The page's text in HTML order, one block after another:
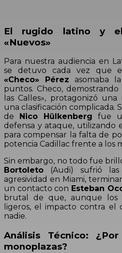
El rugido latino y
«Nuevos»
Para nuestra audiencia en
se detuvo cada vez que
«Checo» Pérez asomaba
puntos. Checo,
las Calles», protagonizó
una clasificación complicada.
de
Nico Hülkenberg fue
defensa y ataque, utilizando
para compensar la falta de
potencia Cadillac frente a los
Sin embargo, no todo fue
Bortoleto (Audi) sufrió las
agresividad en Miami,
un contacto con Esteban
brutal de que, aunque los
ligeros, el impacto contra el
nadie.
Análisis Técnico:
monoplazas?